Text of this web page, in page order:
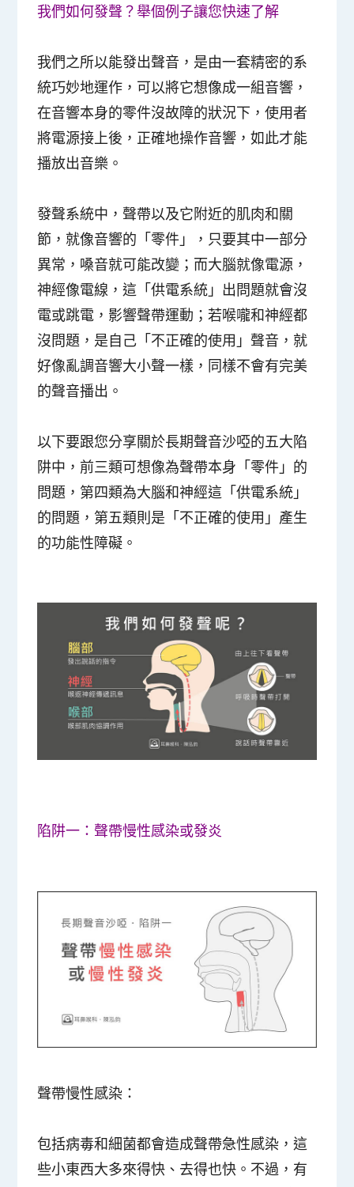
我們如何發聲？舉個例子讓您快速了解
我們之所以能發出聲音，是由一套精密的系
統巧妙地運作，可以將它想像成一組音響，
在音響本身的零件沒故障的狀況下，使用者
將電源接上後，正確地操作音響，如此才能
播放出音樂。
發聲系統中，聲帶以及它附近的肌肉和關
節，就像音響的「零件」，只要其中一部分
異常，嗓音就可能改變；而大腦就像電源，
神經像電線，這「供電系統」出問題就會沒
電或跳電，影響聲帶運動；若喉嚨和神經都
沒問題，是自己「不正確的使用」聲音，就
好像亂調音響大小聲一樣，同樣不會有完美
的聲音播出。
以下要跟您分享關於長期聲音沙啞的五大陷
阱中，前三類可想像為聲帶本身「零件」的
問題，第四類為大腦和神經這「供電系統」
的問題，第五類則是「不正確的使用」產生
的功能性障礙。
陷阱一：聲帶慢性感染或發炎
聲帶慢性感染：
包括病毒和細菌都會造成聲帶急性感染，這
些小東西大多來得快、去得也快。不過，有